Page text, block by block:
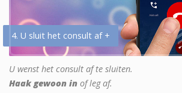
4. U sluit het consult af +
U wenst het consult af te sluiten.
Haak gewoon in of leg af.